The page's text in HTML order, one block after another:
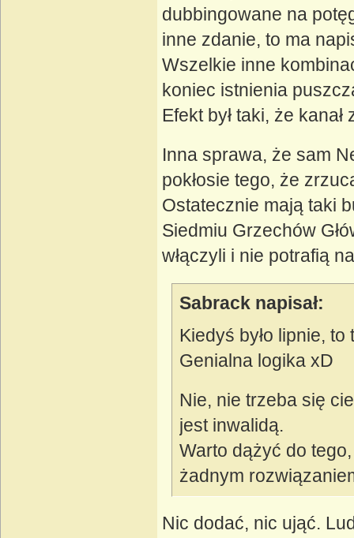
dubbingowane na
inne zdanie, to ma
Wszelkie inne
koniec istnienia
Efekt był taki, że kanał
Inna sprawa, że sam
pokłosie tego, że
Ostatecznie mają taki
Siedmiu Grzechów
włączyli i nie potrafią
Sabrack napisał:
Kiedyś było lipnie,
Genialna logika xD
Nie, nie trzeba się
jest inwalidą.
Warto dążyć do
żadnym
Nic dodać, nic ująć.